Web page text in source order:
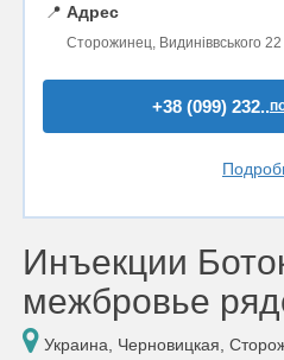
📍 Адрес
Сторожинец, Видиніввського 22
+38 (099) 232..
Инъекции
межбровье
Украина, Черновицкая,